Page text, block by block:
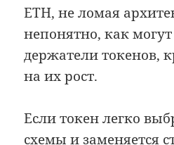
ETH, не ломая
непонятно, как
держатели токенов,
на их рост.
Если токен легко
схемы и заменяется